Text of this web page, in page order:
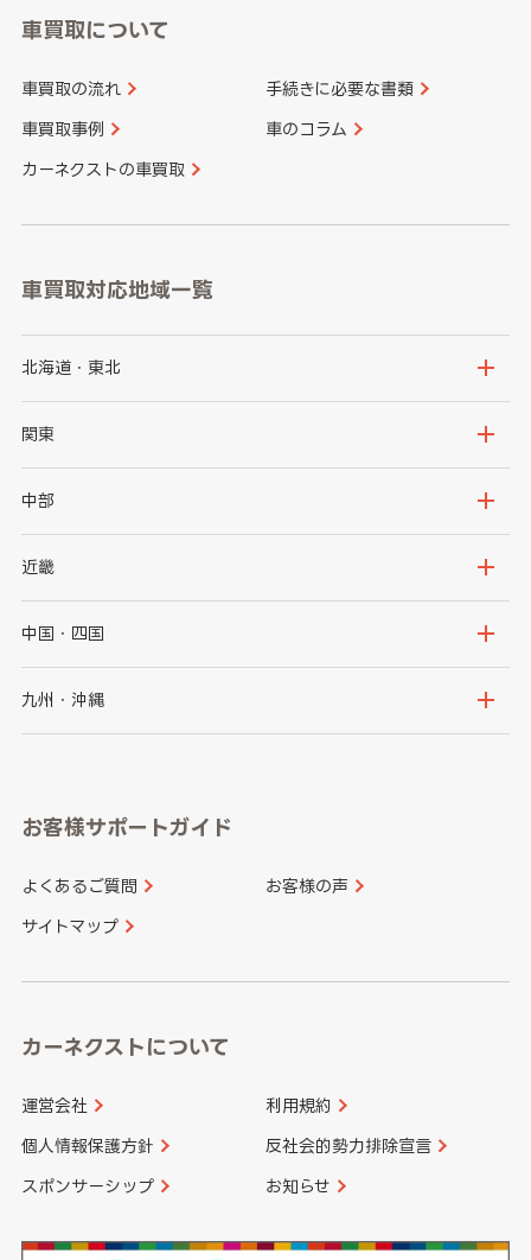
車買取について
車買取の流れ 手続きに必要な書類
車買取事例 車のコラム
カーネクストの車買取
車買取対応地域一覧
北海道・東北
北海道
岩手県
秋田県
関東
茨城県
群馬県
千葉県
中部
新潟県
石川県
山梨県
愛知県
近畿
大阪府
京都府
和歌山県
中国・四国
鳥取県
山口県
香川県 愛媛県
九州・沖縄
長崎県
大分県 宮崎県
お客様サポートガイド
よくあるご質問 お客様の声
サイトマップ
カーネクストについて
運営会社 利用規約
個人情報保護方針 反社会的勢力排除宣言
スポンサーシップ お知らせ